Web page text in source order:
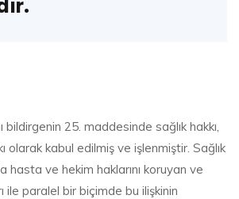
bildirgenin 25. maddesinde sağlık hakkı,
olarak kabul edilmiş ve işlenmiştir. Sağlık
hasta ve hekim haklarını koruyan ve
ile paralel bir biçimde bu ilişkinin